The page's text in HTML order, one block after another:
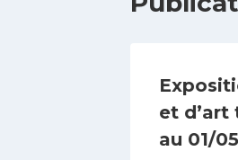
et
au 01/